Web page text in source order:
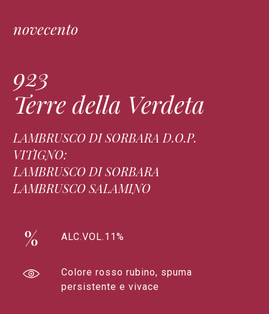
novecento
923
Terre della Verdeta
LAMBRUSCO DI SORBARA D.O.P.
VITIGNO:
LAMBRUSCO DI SORBARA
LAMBRUSCO SALAMINO
ALC.VOL.11%
Colore rosso rubino, spuma
persistente e vivace